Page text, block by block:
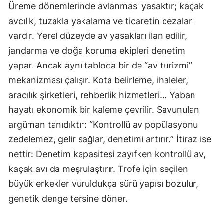
Üreme dönemlerinde avlanması yasaktır; kaçak
avcılık, tuzakla yakalama ve ticaretin cezaları
vardır. Yerel düzeyde av yasakları ilan edilir,
jandarma ve doğa koruma ekipleri denetim
yapar. Ancak aynı tabloda bir de “av turizmi”
mekanizması çalışır. Kota belirleme, ihaleler,
aracılık şirketleri, rehberlik hizmetleri… Yaban
hayatı ekonomik bir kaleme çevrilir. Savunulan
argüman tanıdıktır: “Kontrollü av popülasyonu
zedelemez, gelir sağlar, denetimi artırır.” İtiraz ise
nettir: Denetim kapasitesi zayıfken kontrollü av,
kaçak avı da meşrulaştırır. Trofe için seçilen
büyük erkekler vuruldukça sürü yapısı bozulur,
genetik denge tersine döner.